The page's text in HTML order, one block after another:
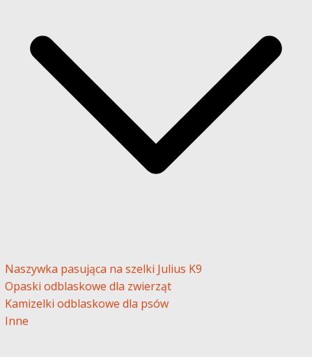
Naszywka pasująca na szelki Julius K9
Opaski odblaskowe dla zwierząt
Kamizelki odblaskowe dla psów
Inne